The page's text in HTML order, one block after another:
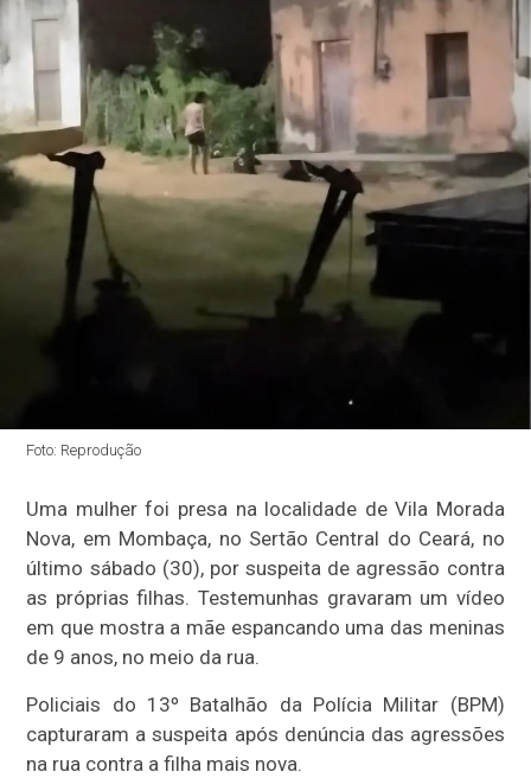
Foto: Reprodução
Uma mulher foi presa na localidade de Vila Morada
Nova, em Mombaça, no Sertão Central do Ceará, no
último sábado (30), por suspeita de agressão contra
as próprias filhas. Testemunhas gravaram um vídeo
em que mostra a mãe espancando uma das meninas
de 9 anos, no meio da rua.
Policiais do 13º Batalhão da Polícia Militar (BPM)
capturaram a suspeita após denúncia das agressões
na rua contra a filha mais nova.